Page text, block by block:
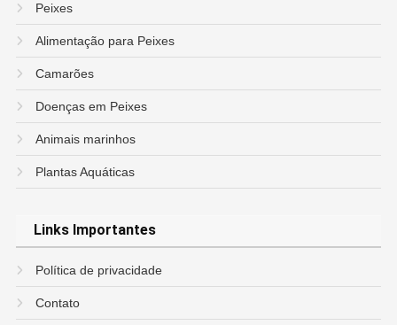
Peixes
Alimentação para Peixes
Camarões
Doenças em Peixes
Animais marinhos
Plantas Aquáticas
Links Importantes
Política de privacidade
Contato